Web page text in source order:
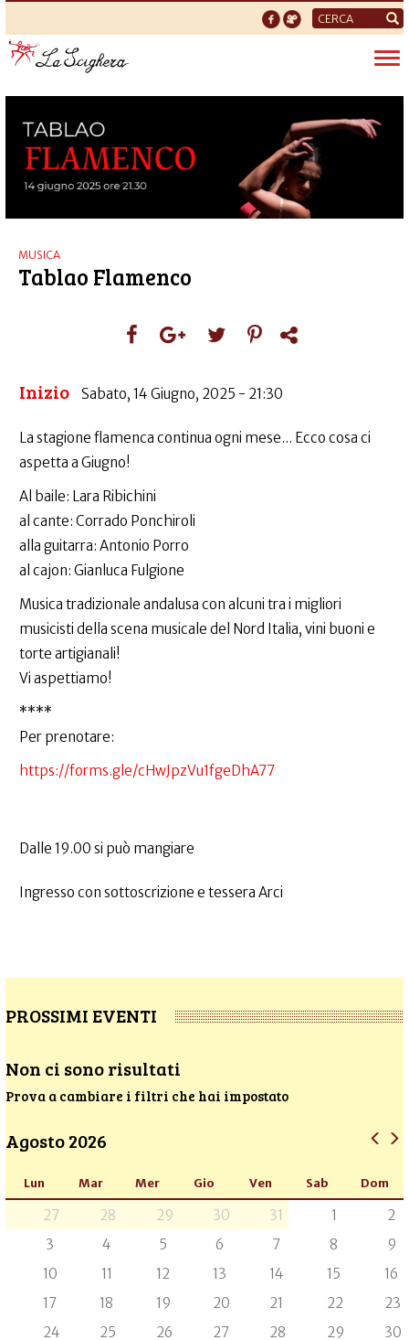
Form
di
ricerca
MUSICA
Tablao Flamenco
Inizio Sabato, 14 Giugno, 2025 - 21:30
La stagione flamenca continua ogni mese... Ecco cosa ci
aspetta a Giugno!
Al baile: Lara Ribichini
al cante: Corrado Ponchiroli
alla guitarra: Antonio Porro
al cajon: Gianluca Fulgione
Musica tradizionale andalusa con alcuni tra i migliori
musicisti della scena musicale del Nord Italia, vini buoni e
torte artigianali!
Vi aspettiamo!
****
Per prenotare:
https://forms.gle/cHwJpzVu1fgeDhA77
Dalle 19.00 si può mangiare
Ingresso con sottoscrizione e tessera Arci
PROSSIMI EVENTI
Non ci sono risultati
Prova a cambiare i filtri che hai impostato
Agosto 2026
Lun Mar Mer Gio Ven Sab Dom
27 28 29 30 31 1
2
3
4 5 6 7 8
9
10
11 12 13 14 15
16
17
18 19 20 21 22
23
24
25 26 27 28 29
30